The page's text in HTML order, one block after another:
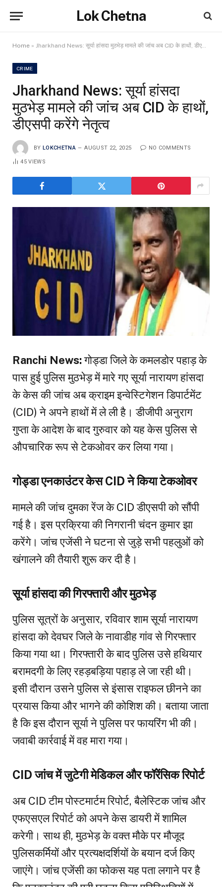
Lok Chetna
Home » Jharkhand News: सूर्या हांसदा मुठभेड़ मामले की जांच अब CID के हाथों, डीएसपी करेंगे नेतृत्व
CRIME
Jharkhand News: सूर्या हांसदा
मुठभेड़ मामले की जांच अब CID के हाथों,
डीएसपी करेंगे नेतृत्व
BY LOKCHETNA AUGUST 22, 2025 NO COMMENTS
45VIEWS
Ranchi News:गोड्डा जिले के कमलडोर पहाड़ के
पास हुई पुलिस मुठभेड़ में मारे गए सूर्या नारायण हांसदा
के केस की जांच अब क्राइम इन्वेस्टिगेशन डिपार्टमेंट
(CID) ने अपने हाथों में ले ली है। डीजीपी अनुराग
गुप्ता के आदेश के बाद गुरुवार को यह केस पुलिस से
औपचारिक रूप से टेकओवर कर लिया गया।
गोड्डा एनकाउंटर केस CID ने किया टेकओवर
मामले की जांच दुमका रेंज के CID डीएसपी को सौंपी
गई है। इस प्रक्रिया की निगरानी चंदन कुमार झा
करेंगे। जांच एजेंसी ने घटना से जुड़े सभी पहलुओं को
खंगालने की तैयारी शुरू कर दी है।
सूर्या हांसदा की गिरफ्तारी और मुठभेड़
पुलिस सूत्रों के अनुसार, रविवार शाम सूर्या नारायण
हांसदा को देवघर जिले के नावाडीह गांव से गिरफ्तार
किया गया था। गिरफ्तारी के बाद पुलिस उसे हथियार
बरामदगी के लिए रहड़बड़िया पहाड़ ले जा रही थी।
इसी दौरान उसने पुलिस से इंसास राइफल छीनने का
प्रयास किया और भागने की कोशिश की। बताया जाता
है कि इस दौरान सूर्या ने पुलिस पर फायरिंग भी की।
जवाबी कार्रवाई में वह मारा गया।
CID जांच में जुटेगी मेडिकल और फॉरेंसिक रिपोर्ट
अब CID टीम पोस्टमार्टम रिपोर्ट, बैलेस्टिक जांच और
एफएसएल रिपोर्ट को अपने केस डायरी में शामिल
करेगी। साथ ही, मुठभेड़ के वक्त मौके पर मौजूद
पुलिसकर्मियों और प्रत्यक्षदर्शियों के बयान दर्ज किए
जाएंगे। जांच एजेंसी का फोकस यह पता लगाने पर है